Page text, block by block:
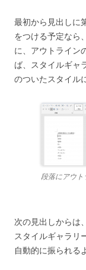
最初から見出しに
をつける予定なら
に、アウトライン
ば、スタイルギャ
のついたスタイル
段落にアウト
次の見出しからは
スタイルギャラリ
自動的に振られる